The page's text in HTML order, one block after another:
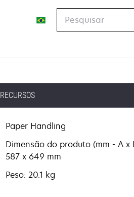
RECURSOS
Paper Handling
Dimensão do produto (mm - A x
587 x 649 mm
Peso: 20.1 kg